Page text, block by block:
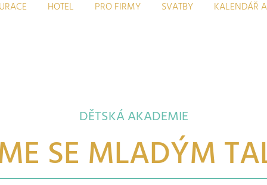
HOTEL PRO FIRMY SVATBY KALENDÁŘ
DĚTSKÁ AKADEMIE
SE MLADÝM